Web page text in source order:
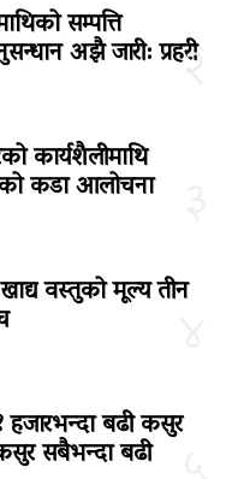
२
सम्पत्ति
अझै जारी: प्रहरी
कार्यशैलीमाथि
कडा आलोचना
वस्तुको मूल्य तीन
बढी कसुर
सबैभन्दा बढी